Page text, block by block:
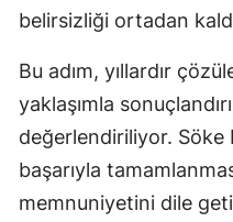
belirsizliği ortadan
Bu adım, yıllardır
yaklaşımla
değerlendiriliyor. Söke
başarıyla
memnuniyetini dile